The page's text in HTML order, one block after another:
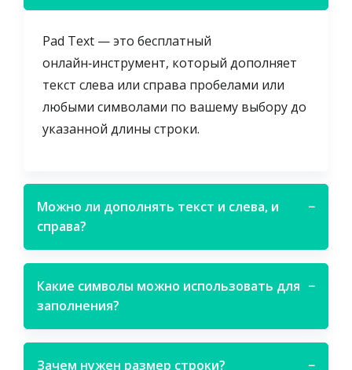
Pad Text — это бесплатный
онлайн‑инструмент, который дополняет
текст слева или справа пробелами или
любыми символами по вашему выбору до
указанной длины строки.
Можно ли дополнять текст и слева, и
справа?
−
Какие символы можно использовать для
заполнения?
−
Зачем нужен размер строки? −